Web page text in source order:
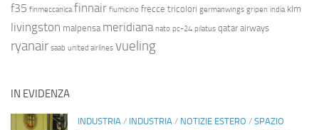
f35 finmeccanica finnair fiumicino frecce tricolori germanwings gripen india klm
livingston malpensa meridiana nato pc-24 pilatus qatar airways
ryanair saab united airlines vueling
IN EVIDENZA
INDUSTRIA / INDUSTRIA / NOTIZIE ESTERO / SPAZIO